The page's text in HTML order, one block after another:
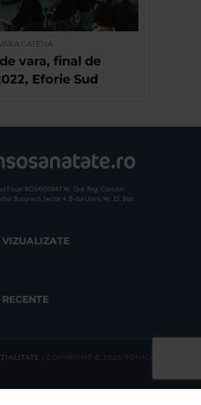
CATENA
vara, final de
Eforie Sud
Fiscal: RO14950647 Nr. Ord. Reg. Com./an:
Bucuresti, Sector 4, B-dul Unirii, Nr. 15, Bloc
VIZUALIZATE
| COPYRIGHT © 2026 TONICA GROUP